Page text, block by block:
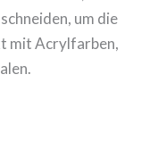
um die
mit Acrylfarben,